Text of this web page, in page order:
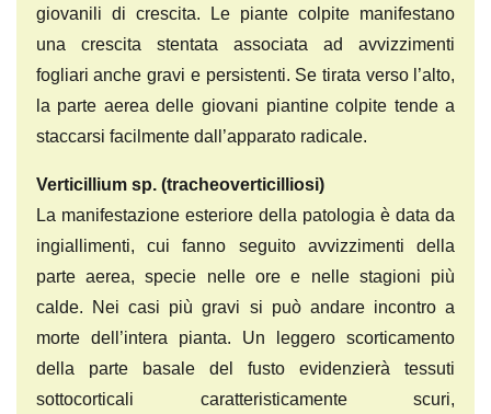
giovanili di crescita. Le piante colpite manifestano
una crescita stentata associata ad avvizzimenti
fogliari anche gravi e persistenti. Se tirata verso l’alto,
la parte aerea delle giovani piantine colpite tende a
staccarsi facilmente dall’apparato radicale.
Verticillium sp. (tracheoverticilliosi)
La manifestazione esteriore della patologia è data da
ingiallimenti, cui fanno seguito avvizzimenti della
parte aerea, specie nelle ore e nelle stagioni più
calde. Nei casi più gravi si può andare incontro a
morte dell’intera pianta. Un leggero scorticamento
della parte basale del fusto evidenzierà tessuti
sottocorticali caratteristicamente scuri,